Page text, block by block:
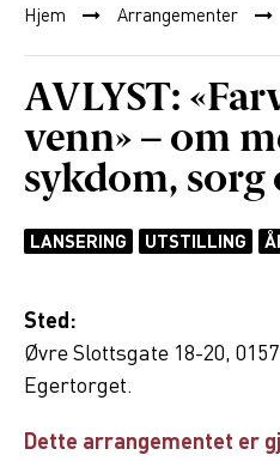
Hjem Arrangementer
AVLYST:
venn» – om
sykdom, sorg
LANSERING UTSTILLING
Sted:
Øvre Slottsgate 18-20,
Egertorget.
Dette arrangementet er